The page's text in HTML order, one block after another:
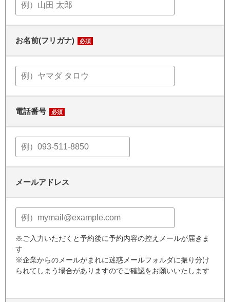
お名前(フリガナ) 必須
電話番号 必須
メールアドレス
※ご入力いただくと予約後に予約内容の控えメールが届きま
す
※企業からのメールがまれに迷惑メールフォルダに振り分け
られてしまう場合がありますのでご確認をお願いいたします